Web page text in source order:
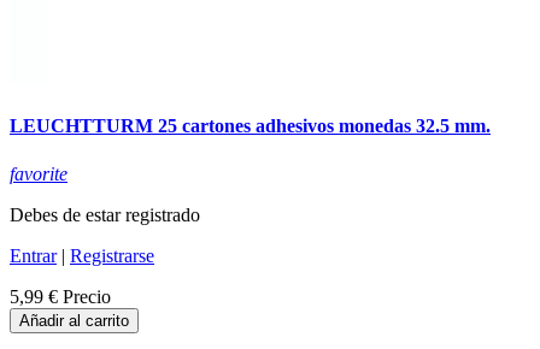
LEUCHTTURM 25 cartones adhesivos monedas 32.5 mm.
favorite
Debes de estar registrado
Entrar| Registrarse
5,99 € Precio
Añadir al carrito